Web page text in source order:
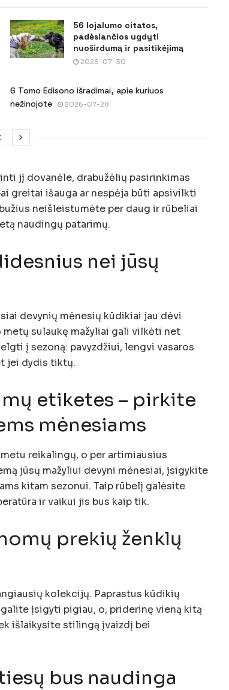
56 lojalumo citatos,
padėsiančios ugdyti
nuoširdumą ir pasitikėjimą
2026-07-30
6 Tomo Edisono išradimai, apie kuriuos
nežinojote
2026-07-28
jį dovanėle, drabužėlių pasirinkimas
greitai išauga ar nespėja būti apsivilkti
neišleistumėte per daug ir rūbeliai
naudingų patarimų.
nei jūsų
devynių mėnesių kūdikiai jau dėvi
metų sulaukę mažyliai gali vilkėti net
į sezoną: pavyzdžiui, lengvi vasaros
jei dydis tiktų.
etiketes – pirkite
mėnesiams
reikalingų, o per artimiausius
jūsų mažyliui devyni mėnesiai, įsigykite
kitam sezonui. Taip rūbelį galėsite
ir vaikui jis bus kaip tik.
prekių ženklų
kolekcijų. Paprastus kūdikių
įsigyti pigiau, o, priderinę vieną kitą
išlaikysite stilingą įvaizdį bei
bus naudinga